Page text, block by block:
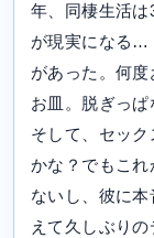
年、同棲生活
が現実になる…
があった。何
お皿。脱ぎっぱ
そして、セッ
かな？でもこ
ないし、彼に
えて久しぶり